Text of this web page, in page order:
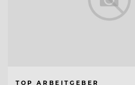
TOP ARBEITGEBER